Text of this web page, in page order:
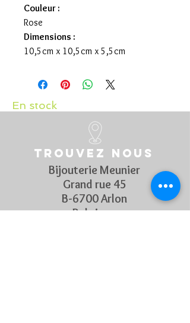
Couleur :
Rose
Dimensions :
10,5cm x 10,5cm x 5,5cm
En stock
Trouvez nous
Bijouterie Meunier
Grand rue 45
B-6700 Arlon
Belgique